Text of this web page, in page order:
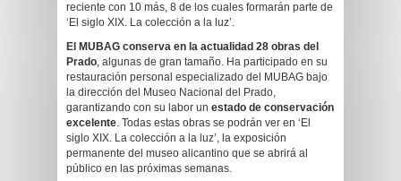
reciente con 10 más, 8 de los cuales formarán parte de
‘El siglo XIX. La colección a la luz’.
El MUBAG conserva en la actualidad 28 obras del
Prado, algunas de gran tamaño. Ha participado en su
restauración personal especializado del MUBAG bajo
la dirección del Museo Nacional del Prado,
garantizando con su labor un estado de conservación
excelente. Todas estas obras se podrán ver en ‘El
siglo XIX. La colección a la luz’, la exposición
permanente del museo alicantino que se abrirá al
público en las próximas semanas.